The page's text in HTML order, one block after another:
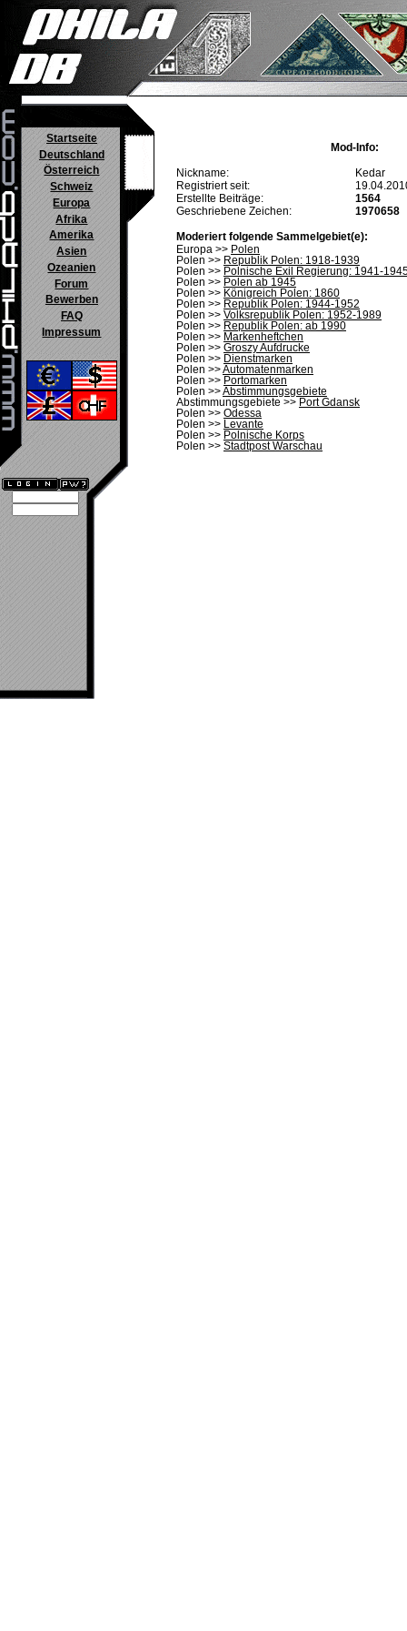
Startseite
Deutschland
Österreich
Schweiz
Europa
Afrika
Amerika
Asien
Ozeanien
Forum
Bewerben
FAQ
Impressum
Mod-Info:
Nickname:
Kedar
Registriert seit:
Erstellte Beiträge:
1564
Geschriebene Zeichen:
1970658
Moderiert folgende Sammelgebiet(e):
Europa >> Polen
Polen >> Republik Polen: 1918-1939
Polen >> Polnische Exil Regierung: 1941-
Polen >> Polen ab 1945
Polen >> Königreich Polen: 1860
Polen >> Republik Polen: 1944-1952
Polen >> Volksrepublik Polen: 1952-1989
Polen >> Republik Polen: ab 1990
Polen >> Markenheftchen
Polen >> Groszy Aufdrucke
Polen >> Dienstmarken
Polen >>Automatenmarken
Polen >> Portomarken
Polen >>Abstimmungsgebiete
Abstimmungsgebiete >> Port Gdansk
Polen >> Odessa
Polen >>
Levante
Polen >> Polnische Korps
Polen >> Stadtpost Warschau